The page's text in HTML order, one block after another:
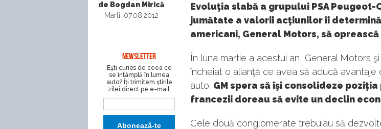
de Bogdan Mirică
Marti, 07.08.2012
NEWSLETTER
Eşti curios de ceea ce
se întâmplă în lumea
auto? Îţi trimitem ştirile
zilei direct pe e-mail.
Evoluţia slabă a grupului PSA
jumătate a valorii acţiunilor îi
americani, General Motors, să
În luna martie a acestui an, General Motors şi
încheiat o alianţă ce avea să aducă
auto. GM spera să îşi consolideze
francezii doreau să evite un declin
Cele două conglomerate trebuiau să